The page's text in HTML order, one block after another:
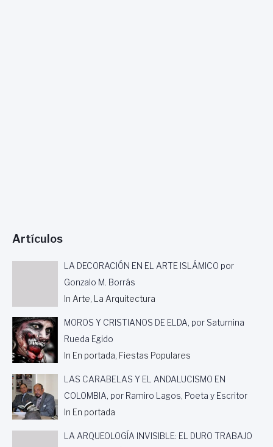
Artículos
LA DECORACIÓN EN EL ARTE ISLÁMICO por
Gonzalo M. Borrás
In Arte, La Arquitectura
MOROS Y CRISTIANOS DE ELDA, por Saturnina
Rueda Egido
In En portada, Fiestas Populares
LAS CARABELAS Y EL ANDALUCISMO EN
COLOMBIA, por Ramiro Lagos, Poeta y Escritor
In En portada
LA ARQUEOLOGÍA INVISIBLE: EL DURO TRABAJO